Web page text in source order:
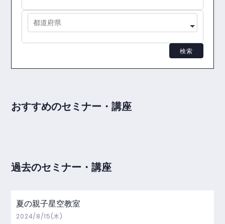
都道府県
検索
おすすめのセミナー・講座
過去のセミナー・講座
夏の親子星空教室
2024/8/15(木)